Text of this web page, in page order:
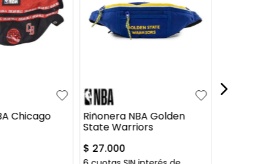
Chicago Riñonera NBA Golden
State Warriors
$ 27.000